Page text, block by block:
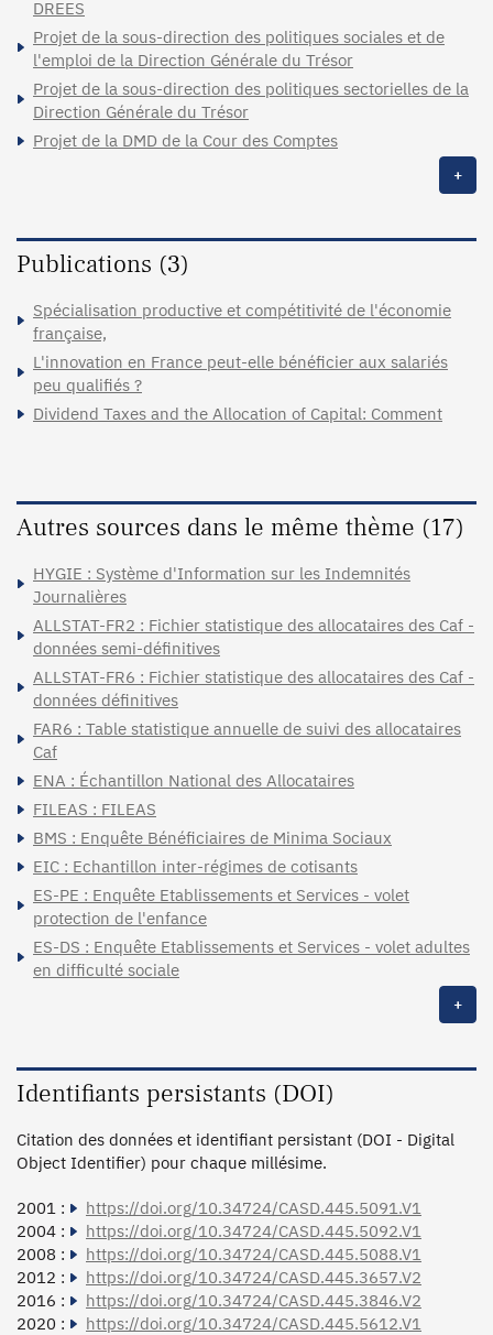
DREES
Projet de la sous-direction des politiques sociales et de
l'emploi de la Direction Générale du Trésor
Projet de la sous-direction des politiques sectorielles de la
Direction Générale du Trésor
Projet de la DMD de la Cour des Comptes
+
Publications (3)
Spécialisation productive et compétitivité de l'économie
française,
L'innovation en France peut-elle bénéficier aux salariés
peu qualifiés ?
Dividend Taxes and the Allocation of Capital: Comment
Autres sources dans le même thème (17)
HYGIE : Système d'Information sur les Indemnités
Journalières
ALLSTAT-FR2 : Fichier statistique des allocataires des Caf -
données semi-définitives
ALLSTAT-FR6 : Fichier statistique des allocataires des Caf -
données définitives
FAR6 : Table statistique annuelle de suivi des allocataires
Caf
ENA : Échantillon National des Allocataires
FILEAS : FILEAS
BMS : Enquête Bénéficiaires de Minima Sociaux
EIC : Echantillon inter-régimes de cotisants
ES-PE : Enquête Etablissements et Services - volet
protection de l'enfance
ES-DS : Enquête Etablissements et Services - volet adultes
en difficulté sociale
+
Identifiants persistants (DOI)
Citation des données et identifiant persistant (DOI - Digital
Object Identifier) pour chaque millésime.
2001 :
https://doi.org/10.34724/CASD.445.5091.V1
2004 :
https://doi.org/10.34724/CASD.445.5092.V1
2008 :
https://doi.org/10.34724/CASD.445.5088.V1
2012 :
https://doi.org/10.34724/CASD.445.3657.V2
2016 :
https://doi.org/10.34724/CASD.445.3846.V2
2020 :
https://doi.org/10.34724/CASD.445.5612.V1